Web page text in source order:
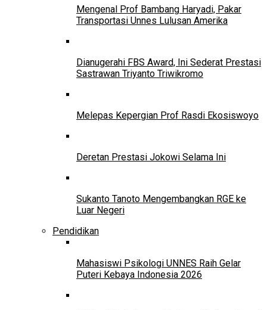
Mengenal Prof Bambang Haryadi, Pakar
Transportasi Unnes Lulusan Amerika
Dianugerahi FBS Award, Ini Sederat Prestasi
Sastrawan Triyanto Triwikromo
Melepas Kepergian Prof Rasdi Ekosiswoyo
Deretan Prestasi Jokowi Selama Ini
Sukanto Tanoto Mengembangkan RGE ke
Luar Negeri
Pendidikan
Mahasiswi Psikologi UNNES Raih Gelar
Puteri Kebaya Indonesia 2026